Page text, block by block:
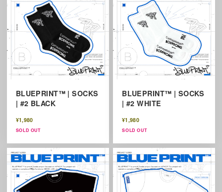
BLUEPRINT™ | SOCKS
| #2 BLACK
¥1,980
SOLD OUT
BLUEPRINT™ | SOCKS
| #2 WHITE
¥1,980
SOLD OUT